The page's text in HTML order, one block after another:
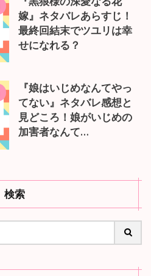
嫁』ネタバレあらすじ！
最終回結末でツユリは幸
せになれる？
『娘はいじめなんてやっ
てない』ネタバレ感想と
見どころ！娘がいじめの
加害者なんて…
検索